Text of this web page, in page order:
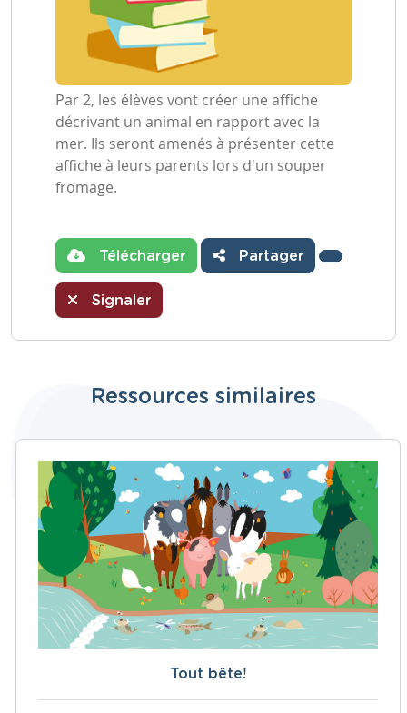
Par 2, les élèves vont créer une affiche
décrivant un animal en rapport avec la
mer. Ils seront amenés à présenter cette
affiche à leurs parents lors d'un souper
fromage.
Télécharger Partager
Signaler
Ressources similaires
Tout bête!